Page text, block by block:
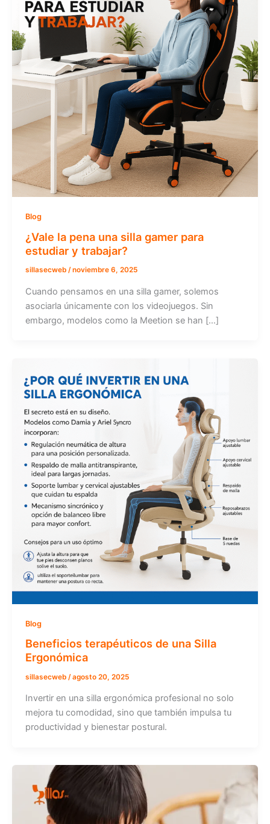
Blog
¿Vale la pena una silla gamer para
estudiar y trabajar?
sillasecweb /noviembre 6, 2025
Cuando pensamos en una silla gamer, solemos
asociarla únicamente con los videojuegos. Sin
embargo, modelos como la Meetion se han […]
Blog
Beneficios terapéuticos de una Silla
Ergonómica
sillasecweb /agosto 20, 2025
Invertir en una silla ergonómica profesional no solo
mejora tu comodidad, sino que también impulsa tu
productividad y bienestar postural.